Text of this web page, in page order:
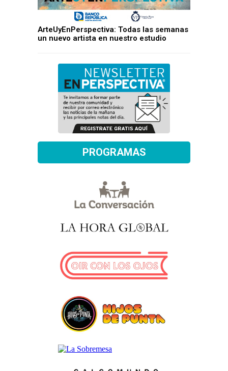
ArteUyEnPerspectiva: Todas las semanas
un nuevo artista en nuestro estudio
PROGRAMAS